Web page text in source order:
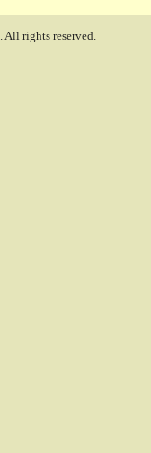
. All rights reserved.